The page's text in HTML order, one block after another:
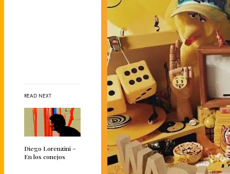
READ NEXT
Diego Lorenzini –
En los conejos